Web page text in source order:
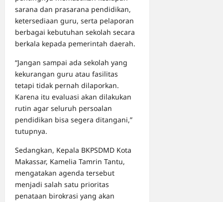
sarana dan prasarana pendidikan,
ketersediaan guru, serta pelaporan
berbagai kebutuhan sekolah secara
berkala kepada pemerintah daerah.
“Jangan sampai ada sekolah yang
kekurangan guru atau fasilitas
tetapi tidak pernah dilaporkan.
Karena itu evaluasi akan dilakukan
rutin agar seluruh persoalan
pendidikan bisa segera ditangani,”
tutupnya.
Sedangkan, Kepala BKPSDMD Kota
Makassar, Kamelia Tamrin Tantu,
mengatakan agenda tersebut
menjadi salah satu prioritas
penataan birokrasi yang akan